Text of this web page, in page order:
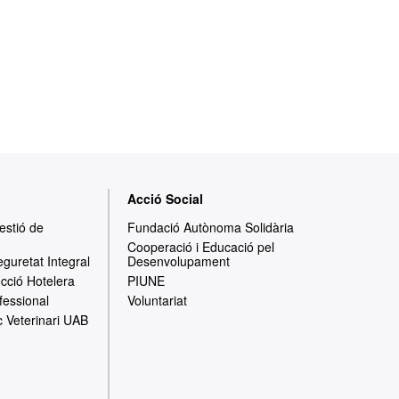
de
Integral
Hotelera
Veterinari UAB
Acció Social
Fundació Autònoma Solidària
Cooperació i Educació pel
Desenvolupament
PIUNE
Voluntariat